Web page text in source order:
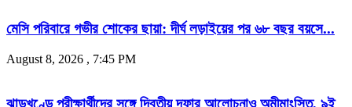
মেসি পরিবারে গভীর শোকের ছায়া: দীর্ঘ লড়াইয়ের পর ৬৮ বছর বয়সে...
August 8, 2026 , 7:45 PM
ঝাড়খণ্ডে পরীক্ষার্থীদের সঙ্গে দ্বিতীয় দফার আলোচনাও অমীমাংসিত, ৯ই